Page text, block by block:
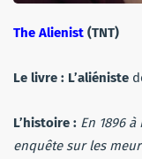
The Alienist (TNT)
Le livre : L’aliéniste
L’histoire : En 1896
enquête sur les